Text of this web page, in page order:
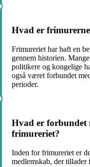
Hvad er
Frimureriet har haft en
gennem historien.
politikere og kongelige
også været forbundet
perioder.
Hvad er forbundet
frimureriet?
Inden for frimureriet er
medlemskab, der